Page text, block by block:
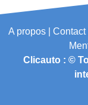
A propos | Contact
Clicauto : ©